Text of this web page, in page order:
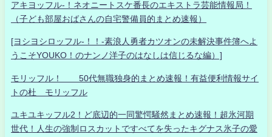
アキヨッフル-！ネオニートスケ番長のエキストラ芸能情報局！
（子ども部屋おばさんの自宅警備員的まとめ速報）
[ヨシヨシロッフル-！！-素浪人勇者カツオンの未解決事件簿へよ
うこそYOUKO！のナンノ洋子のはなしは信じるな編）]
モリッフル！ 50代無職独身的まとめ速報！有益便利情報サイ
トの杜 モリッフル
ユキユキッフル2！ど底辺的一同驚愕騒然まとめ速報！超氷河期
世代！人生の強制ロスカットですべてを失ったキグナス氷子の愛